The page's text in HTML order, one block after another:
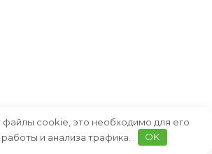
файлы cookie, это необходимо для его
и анализа трафика.
OK